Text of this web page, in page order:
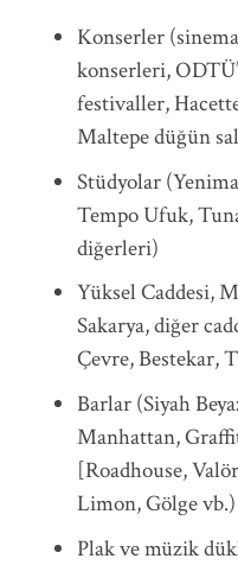
Konserler
konserleri,
festivaller,
Maltepe düğün
Stüdyolar
Tempo Ufuk,
diğerleri)
Yüksel Caddesi,
Sakarya, diğer
Çevre, Bestekar,
Barlar (Siyah
Manhattan,
[Roadhouse,
Limon, Gölge vb.)
Plak ve müzik